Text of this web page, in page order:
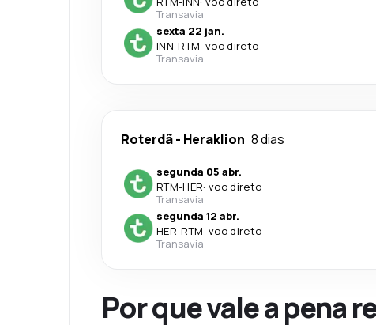
Transavia
sexta 22 jan.
INN-RTM· voo direto
Transavia
Roterdã- Heraklion 8 dias
segunda 05 abr.
RTM-HER· voo direto
Transavia
segunda 12 abr.
HER-RTM· voo direto
Transavia
Por que vale a pena